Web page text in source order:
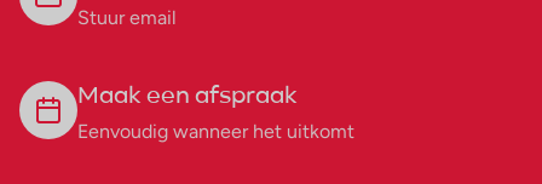
Stuur email
Maak een afspraak
Eenvoudig wanneer het uitkomt